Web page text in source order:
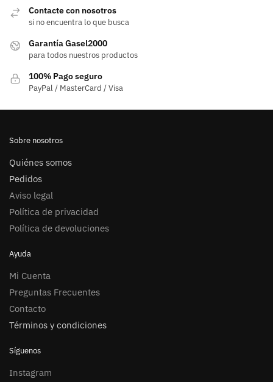
se
elegir
página
de
Contacte con nosotros
si no encuentra lo que busca
Garantía Gasel2000
para todos nuestros productos
100% Pago seguro
PayPal / MasterCard / Visa
Sobre nosotros
Quiénes somos
Pedidos
Aviso legal
Política de privacidad
Política de devoluciones
Ayuda
Mi Cuenta
Preguntas Frecuentes
Contacto
Términos y condiciones
Síguenos
Instagram